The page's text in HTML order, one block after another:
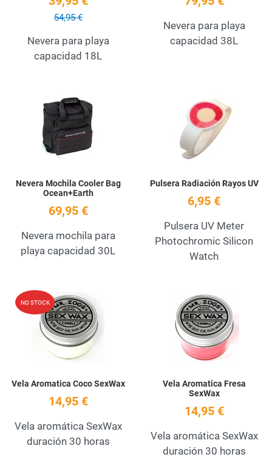
54,95 €
Nevera para playa
capacidad 18L
Nevera para playa
capacidad 38L
Nevera Mochila Cooler Bag
Ocean+Earth
69,95 €
Nevera mochila para
playa capacidad 30L
Pulsera Radiación Rayos UV
6,95 €
Pulsera UV Meter
Photochromic Silicon
Watch
NO STOCK Add to Wishlist
Quick View
Vela Aromatica Coco SexWax
14,95 €
Vela aromática SexWax
duración 30 horas
Vela Aromatica Fresa
SexWax
14,95 €
Vela aromática SexWax
duración 30 horas